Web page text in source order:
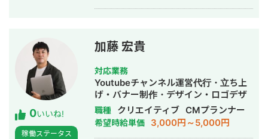
をしています
0いいね!
稼働ステータス
加藤 宏貴
対応業務
Youtubeチャンネル運営代行・立ち上
げ・バナー制作・デザイン・ロゴデザ
イン・作成・動画制作・動画編集
職種 クリエイティブ CMプランナー
希望時給単価 3,000円～5,000円